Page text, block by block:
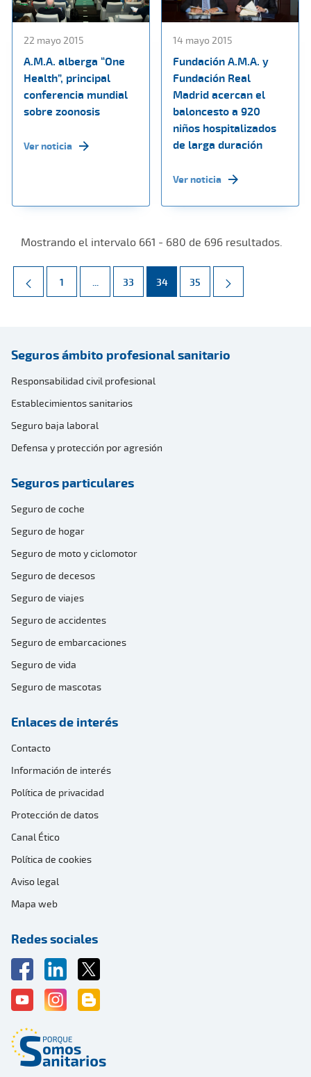
22 mayo 2015
A.M.A. alberga “One
Health”, principal
conferencia mundial
sobre zoonosis
Ver noticia
14 mayo 2015
Fundación A.M.A. y
Fundación Real
Madrid acercan el
baloncesto a 920
niños hospitalizados
de larga duración
Ver noticia
Mostrando el intervalo 661 - 680 de 696 resultados.
Página
1 ... Páginas intermedias Use TAB para desplazarse.
Página
33 Página
34 Página
35
Seguros ámbito profesional sanitario
Responsabilidad civil profesional
Establecimientos sanitarios
Seguro baja laboral
Defensa y protección por agresión
Seguros particulares
Seguro de coche
Seguro de hogar
Seguro de moto y ciclomotor
Seguro de decesos
Seguro de viajes
Seguro de accidentes
Seguro de embarcaciones
Seguro de vida
Seguro de mascotas
Enlaces de interés
Contacto
Información de interés
Política de privacidad
Protección de datos
Canal Ético
Política de cookies
Aviso legal
Mapa web
Redes sociales